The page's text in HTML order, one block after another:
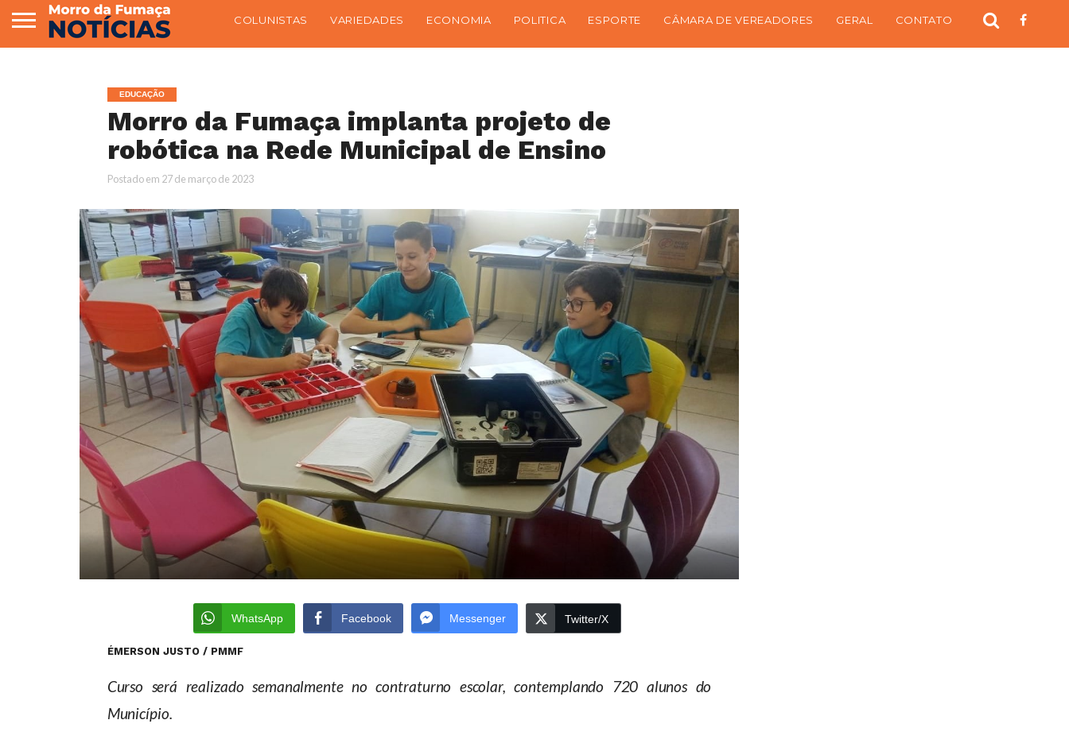
COLUNISTAS VARIEDADES ECONOMIA POLITICA ESPORTE CÂMARA DE VEREADORES GERAL CONTATO
EDUCAÇÃO
Morro da Fumaça implanta projeto de
robótica na Rede Municipal de Ensino
Postado em 27 de março de 2023
WhatsApp Facebook Messenger Twitter/X
ÉMERSON JUSTO / PMMF
Curso será realizado semanalmente no contraturno escolar, contemplando 720 alunos do
Município.